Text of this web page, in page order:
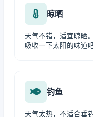
晾晒
天气不错，适宜晾晒
吸收一下太阳的味道吧
钓鱼
天气太热，不适合垂钓